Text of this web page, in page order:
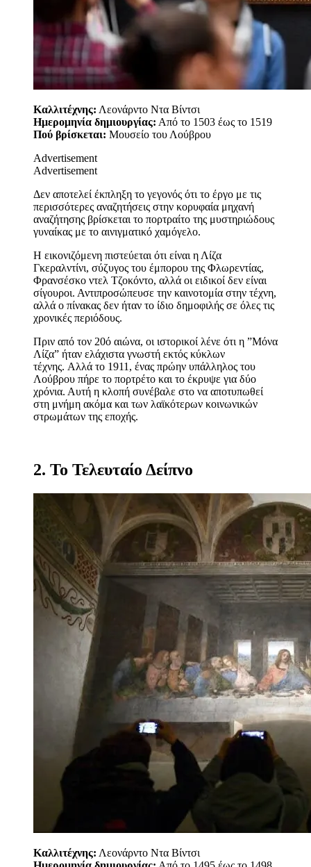
Καλλιτέχνης: Λεονάρντο Ντα Βίντσι
Ημερομηνία δημιουργίας: Από το 1503 έως το 1519
Πού βρίσκεται: Μουσείο του Λούβρου
Advertisement
Advertisement
Δεν αποτελεί έκπληξη το γεγονός ότι το έργο με τις
περισσότερες αναζητήσεις στην κορυφαία μηχανή
αναζήτησης βρίσκεται το πορτραίτο της μυστηριώδους
γυναίκας με το αινιγματικό χαμόγελο.
Η εικονιζόμενη πιστεύεται ότι είναι η Λίζα
Γκεραλντίνι, σύζυγος του έμπορου της Φλωρεντίας,
Φρανσέσκο ντελ Τζοκόντο, αλλά οι ειδικοί δεν είναι
σίγουροι. Αντιπροσώπευσε την καινοτομία στην τέχνη,
αλλά ο πίνακας δεν ήταν το ίδιο δημοφιλής σε όλες τις
χρονικές περιόδους.
Πριν από τον 20ό αιώνα, οι ιστορικοί λένε ότι η ”Μόνα
Λίζα” ήταν ελάχιστα γνωστή εκτός κύκλων
τέχνης. Αλλά το 1911, ένας πρώην υπάλληλος του
Λούβρου πήρε το πορτρέτο και το έκρυψε για δύο
χρόνια. Αυτή η κλοπή συνέβαλε στο να αποτυπωθεί
στη μνήμη ακόμα και των λαϊκότερων κοινωνικών
στρωμάτων της εποχής.
2. Το Τελευταίο Δείπνο
Καλλιτέχνης: Λεονάρντο Ντα Βίντσι